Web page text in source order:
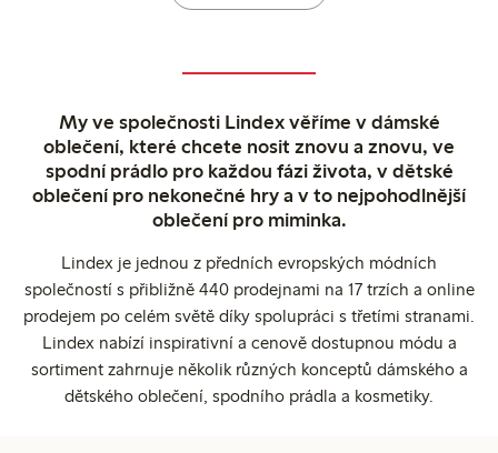
My ve společnosti Lindex věříme v dámské
oblečení, které chcete nosit znovu a znovu, ve
spodní prádlo pro každou fázi života, v dětské
oblečení pro nekonečné hry a v to nejpohodlnější
oblečení pro miminka.
Lindex je jednou z předních evropských módních
společností s přibližně 440 prodejnami na 17 trzích a online
prodejem po celém světě díky spolupráci s třetími stranami.
Lindex nabízí inspirativní a cenově dostupnou módu a
sortiment zahrnuje několik různých konceptů dámského a
dětského oblečení, spodního prádla a kosmetiky.